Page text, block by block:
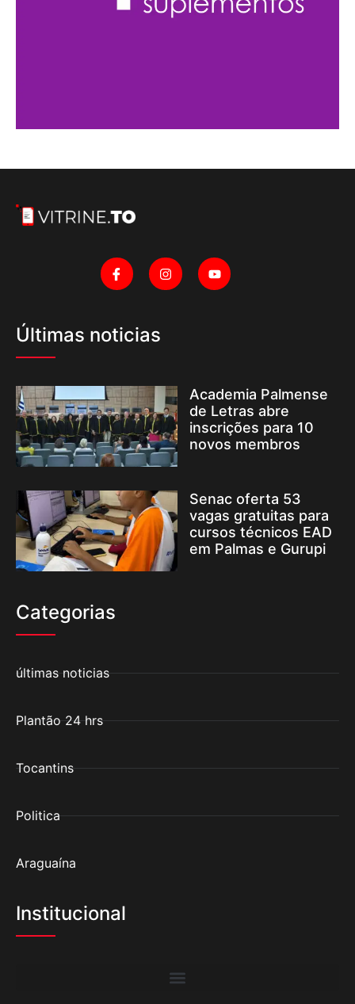
Últimas noticias
Academia Palmense
de Letras abre
inscrições para 10
novos membros
Senac oferta 53
vagas gratuitas para
cursos técnicos EAD
em Palmas e Gurupi
Categorias
últimas noticias
Plantão 24 hrs
Tocantins
Politica
Araguaína
Institucional